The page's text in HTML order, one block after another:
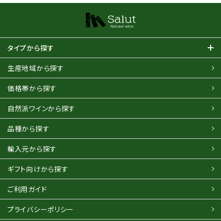
タイプから探す
生産地域から探す
価格帯から探す
自然派ワインから探す
品種から探す
輸入元から探す
ギフト向けから探す
ご利用ガイド
プライバシーポリシー